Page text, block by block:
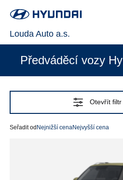
Louda Auto a.s.
Předváděcí vozy
Otevřít filtr
Seřadit od Nejnižší cenaNejvyšší cena